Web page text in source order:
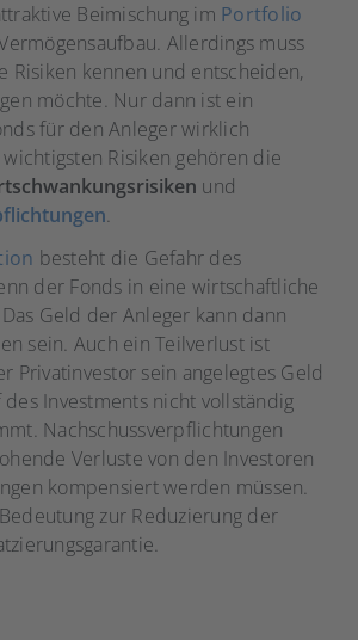
Beimischung im Portfolio
Allerdings muss
Risiken kennen und entscheiden,
möchte. Nur dann ist ein
für den Anleger wirklich
Risiken gehören die
und
.
besteht die Gefahr des
der Fonds in eine wirtschaftliche
Geld der Anleger kann dann
sein. Auch ein Teilverlust ist
Privatinvestor sein angelegtes Geld
Investments nicht vollständig
Nachschussverpflichtungen
Verluste von den Investoren
kompensiert werden müssen.
zur Reduzierung der